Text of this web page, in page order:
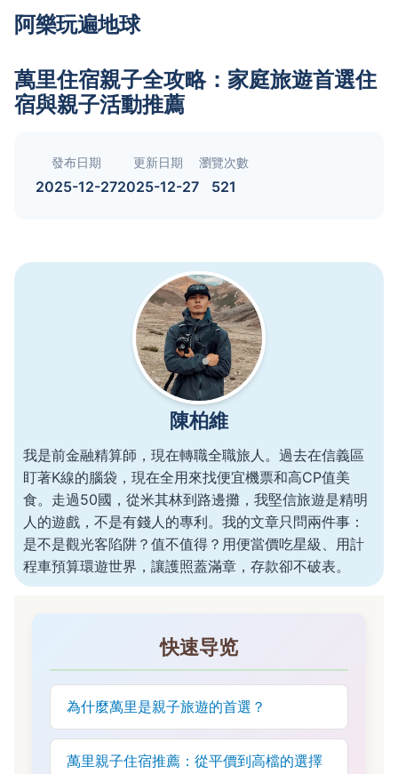
阿樂玩遍地球
萬里住宿親子全攻略：家庭旅遊首選住
宿與親子活動推薦
發布日期
2025-12-27
更新日期
2025-12-27
瀏覽次數
521
陳柏維
我是前金融精算師，現在轉職全職旅人。過去在信義區
盯著K線的腦袋，現在全用來找便宜機票和高CP值美
食。走過50國，從米其林到路邊攤，我堅信旅遊是精明
人的遊戲，不是有錢人的專利。我的文章只問兩件事：
是不是觀光客陷阱？值不值得？用便當價吃星級、用計
程車預算環遊世界，讓護照蓋滿章，存款卻不破表。
快速导览
為什麼萬里是親子旅遊的首選？
萬里親子住宿推薦：從平價到高檔的選擇